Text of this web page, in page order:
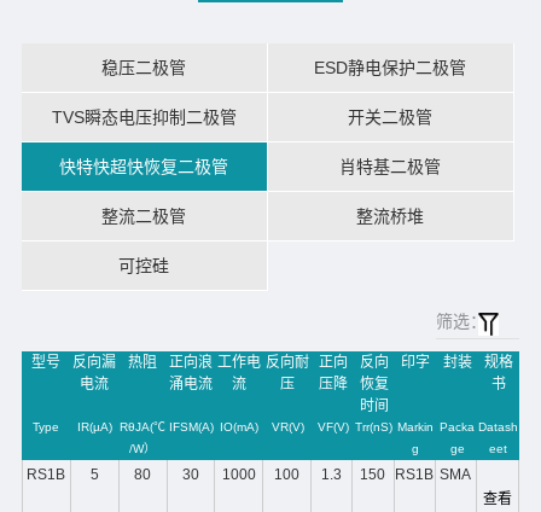
稳压二极管 ESD静电保护二极管
TVS瞬态电压抑制二极管 开关二极管
快特快超快恢复二极管 肖特基二极管
整流二极管 整流桥堆
可控硅
筛选：
型号
反向漏
电流
热阻
正向浪
涌电流
工作电
流
反向耐
压
正向
压降
反向
恢复
时间
印字 封装
规格
书
Type IR(µA) RθJA(℃
/W）
IFSM(A) IO(mA) VR(V) VF(V) Trr(nS) Markin
g
Packa
ge
Datash
eet
RS1B 5 80 30 1000 100 1.3 150 RS1B SMA
查看